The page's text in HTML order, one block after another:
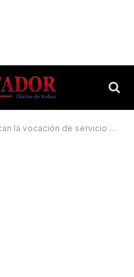
de servicio del equipo de salud